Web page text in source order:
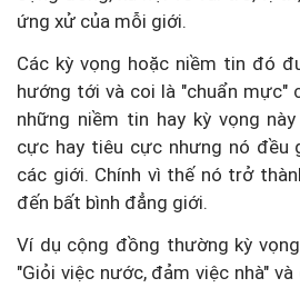
ứng xử của mỗi giới.
Các kỳ vọng hoặc niềm tin đó
hướng tới và coi là "chuẩn mực"
những niềm tin hay kỳ vọng
cực hay tiêu cực nhưng nó đều
các giới. Chính vì thế nó trở
đến bất bình đẳng giới.
Ví dụ cộng đồng thường kỳ
"Giỏi việc nước, đảm việc nhà"